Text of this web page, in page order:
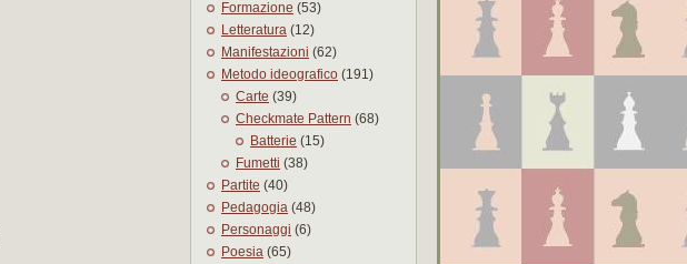
Formazione (53)
Letteratura (12)
Manifestazioni (62)
Metodo ideografico (191)
Carte (39)
Checkmate Pattern (68)
Batterie (15)
Fumetti (38)
Partite (40)
Pedagogia (48)
Personaggi (6)
Poesia (65)